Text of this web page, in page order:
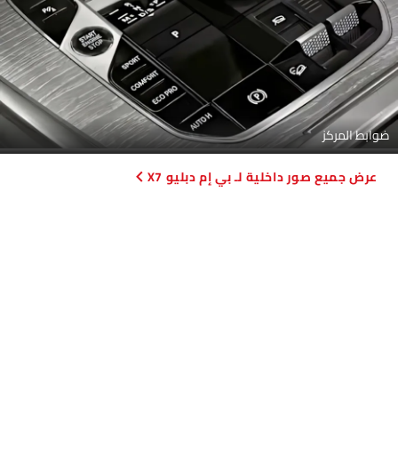
ضوابط المركز
صور داخلية لـ بي إم دبليو X7